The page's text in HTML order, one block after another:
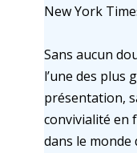
New York
Sans aucun
l’une des plus
présentation,
convivialité en
dans le monde